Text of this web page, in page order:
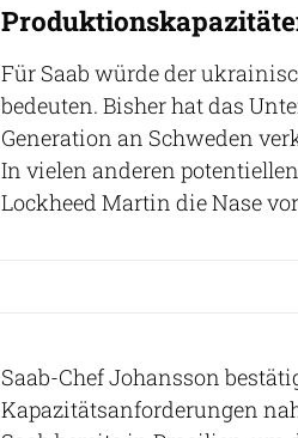
Für Saab würde der
bedeuten. Bisher hat das
Generation an Schweden
In vielen anderen
Lockheed Martin die Nase
Saab-Chef Johansson
Kapazitätsanforderungen